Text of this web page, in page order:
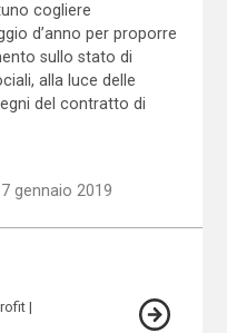
cogliere
d’anno per proporre
sullo stato di
alla luce delle
del contratto di
7 gennaio 2019